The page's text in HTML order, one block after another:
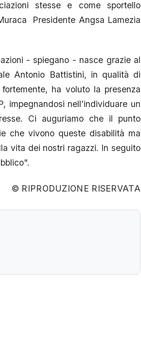
stesse e come sportello
Presidente Angsa Lamezia
- spiegano - nasce grazie al
Antonio Battistini, in qualità di
ha voluto la presenza
impegnandosi nell’individuare un
Ci auguriamo che il punto
che vivono queste disabilità ma
vita dei nostri ragazzi. In seguito
© RIPRODUZIONE RISERVATA